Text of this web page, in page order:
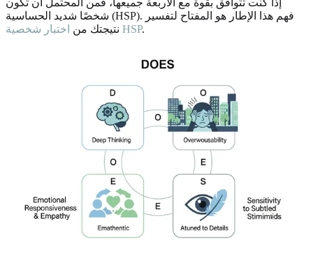
شخصًا شديد الحساسية (HSP). فهم هذا الإطار هو المفتاح لتفسير
نتيجتك من اختبار شخصية HSP.